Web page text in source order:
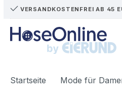
Hauptinhalt springen
Zur Suche springen
Zur Hauptnavigation
VERSANDKOSTENFREI AB 45
Startseite Mode für